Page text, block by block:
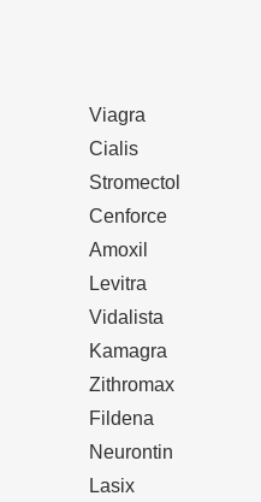
Viagra
Cialis
Stromectol
Cenforce
Amoxil
Levitra
Vidalista
Kamagra
Zithromax
Fildena
Neurontin
Lasix